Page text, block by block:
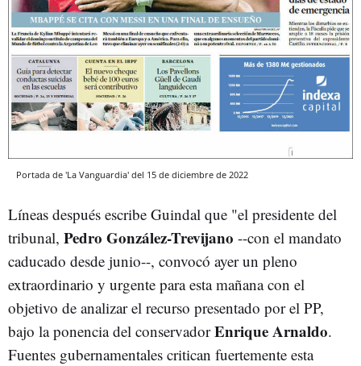
Portada de 'La Vanguardia' del 15 de diciembre de 2022
Líneas después escribe Guindal que "el presidente del
tribunal, Pedro González-Trevijano --con el mandato
caducado desde junio--, convocó ayer un pleno
extraordinario y urgente para esta mañana con el
objetivo de analizar el recurso presentado por el PP,
bajo la ponencia del conservadorEnrique Arnaldo.
Fuentes gubernamentales critican fuertemente esta